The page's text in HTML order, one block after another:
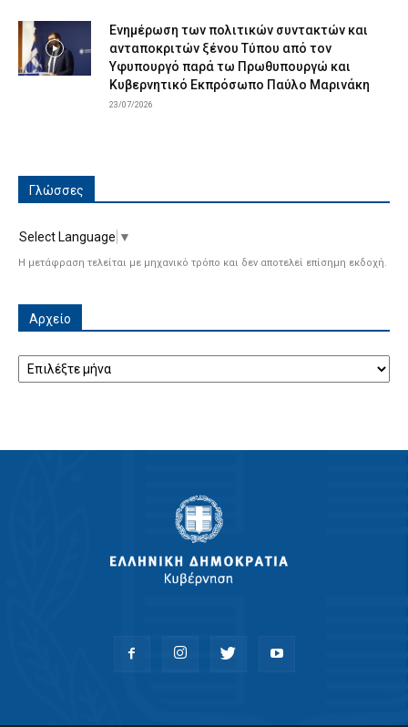
Ενημέρωση των πολιτικών συντακτών και
ανταποκριτών ξένου Τύπου από τον
Υφυπουργό παρά τω Πρωθυπουργώ και
Κυβερνητικό Εκπρόσωπο Παύλο Μαρινάκη
23/07/2026
Γλώσσες
Select Language ▼
Η μετάφραση τελείται με μηχανικό τρόπο και δεν αποτελεί επίσημη εκδοχή.
Αρχείο